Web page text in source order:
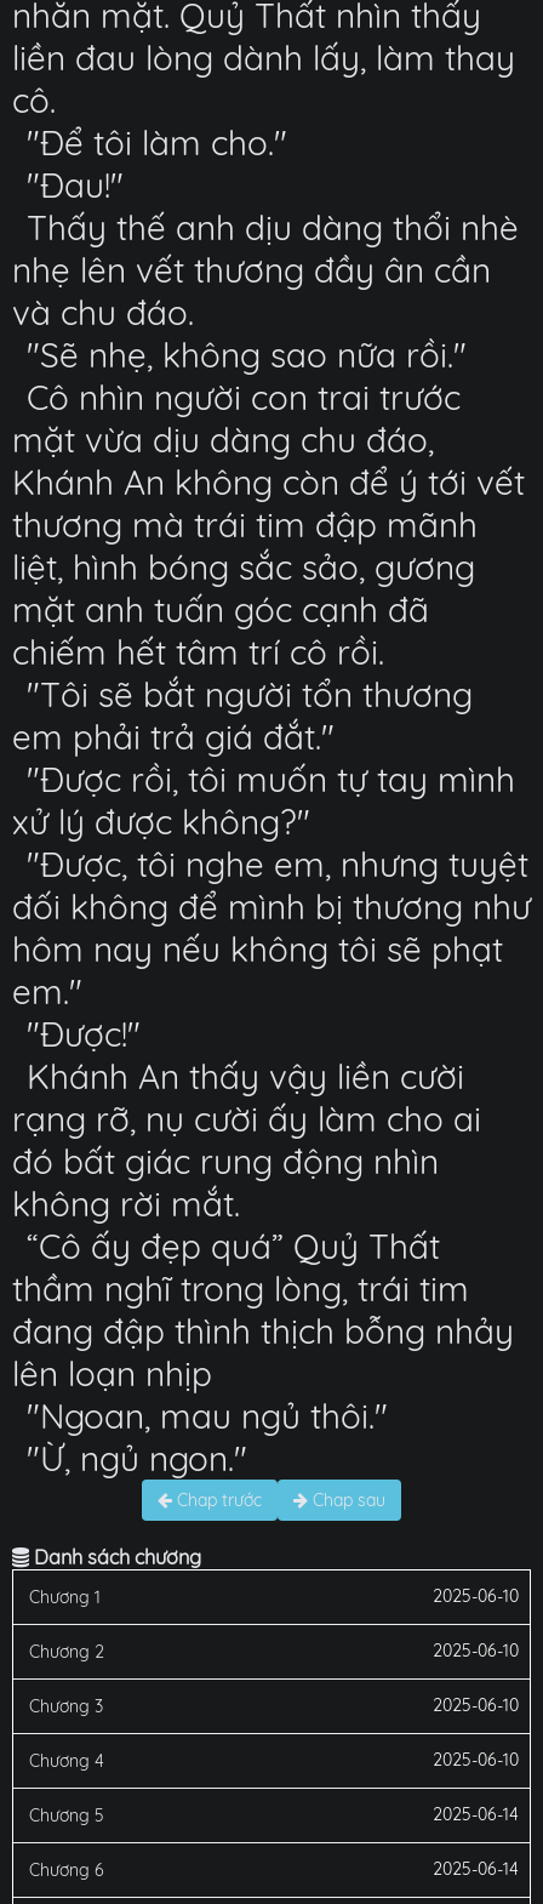
nhăn mặt. Quỷ Thất nhìn thấy
liền đau lòng dành lấy, làm thay
cô.
"Để tôi làm cho."
"Đau!"
Thấy thế anh dịu dàng thổi nhè
nhẹ lên vết thương đầy ân cần
và chu đáo.
"Sẽ nhẹ, không sao nữa rồi."
Cô nhìn người con trai trước
mặt vừa dịu dàng chu đáo,
Khánh An không còn để ý tới vết
thương mà trái tim đập mãnh
liệt, hình bóng sắc sảo, gương
mặt anh tuấn góc cạnh đã
chiếm hết tâm trí cô rồi.
"Tôi sẽ bắt người tổn thương
em phải trả giá đắt."
"Được rồi, tôi muốn tự tay mình
xử lý được không?"
"Được, tôi nghe em, nhưng tuyệt
đối không để mình bị thương như
hôm nay nếu không tôi sẽ phạt
em."
"Được!"
Khánh An thấy vậy liền cười
rạng rỡ, nụ cười ấy làm cho ai
đó bất giác rung động nhìn
không rời mắt.
“Cô ấy đẹp quá” Quỷ Thất
thầm nghĩ trong lòng, trái tim
đang đập thình thịch bỗng nhảy
lên loạn nhịp
"Ngoan, mau ngủ thôi."
"Ừ, ngủ ngon."
Chap trước Chap sau
Danh sách chương
Chương 1 2025-06-10
Chương 2 2025-06-10
Chương 3 2025-06-10
Chương 4 2025-06-10
Chương 5 2025-06-14
Chương 6 2025-06-14